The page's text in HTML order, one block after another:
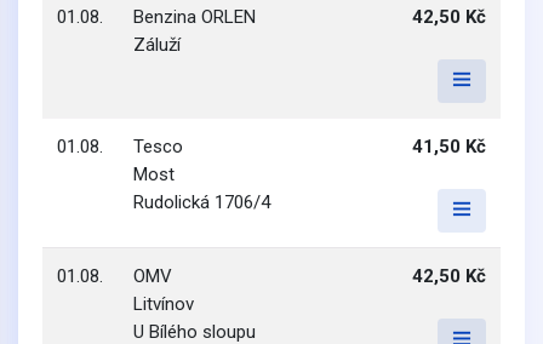
01.08.
Benzina ORLEN
Záluží
42,50 Kč
01.08.
Tesco
Most
Rudolická 1706/4
41,50 Kč
01.08.
OMV
Litvínov
U Bílého sloupu
42,50 Kč